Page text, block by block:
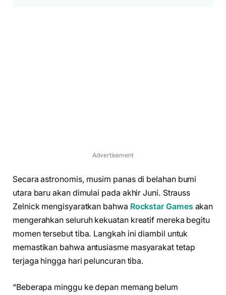
Advertisement
Secara astronomis, musim panas di belahan bumi
utara baru akan dimulai pada akhir Juni. Strauss
Zelnick mengisyaratkan bahwa Rockstar Gamesakan
mengerahkan seluruh kekuatan kreatif mereka begitu
momen tersebut tiba. Langkah ini diambil untuk
memastikan bahwa antusiasme masyarakat tetap
terjaga hingga hari peluncuran tiba.
“Beberapa minggu ke depan memang belum